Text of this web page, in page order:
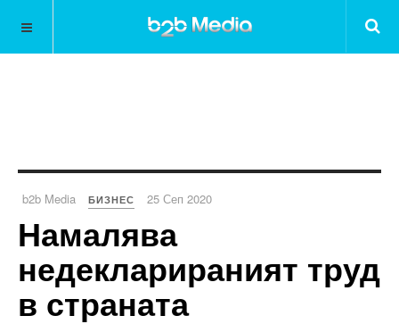
b2b Media БИЗНЕС 25 Сеп 2020
Намалява
недекларираният труд
в страната